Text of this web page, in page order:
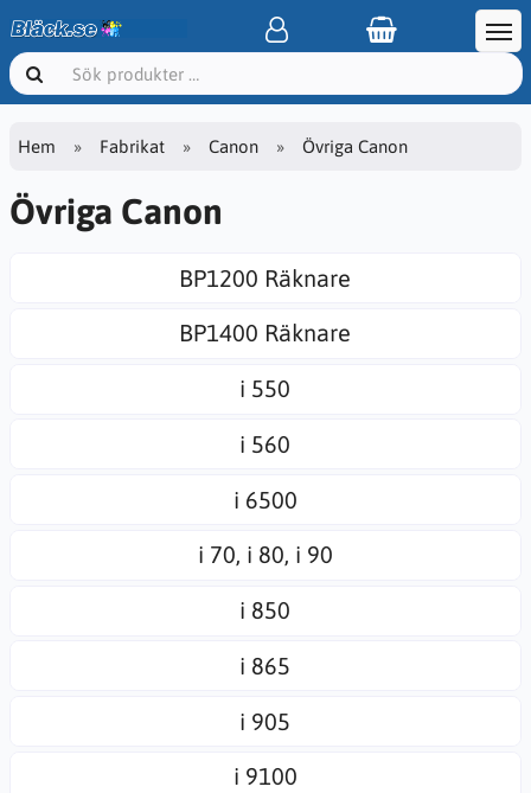
Hem Fabrikat Canon Övriga Canon
Övriga Canon
BP1200 Räknare
BP1400 Räknare
i 550
i 560
i 6500
i 70, i 80, i 90
i 850
i 865
i 905
i 9100